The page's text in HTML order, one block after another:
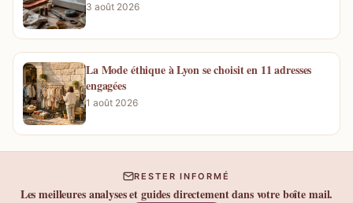
3 août 2026
La Mode éthique à Lyon se choisit en 11 adresses
engagées
1 août 2026
RESTER INFORMÉ
Les meilleures analyses et guides directement dans votre boîte mail.